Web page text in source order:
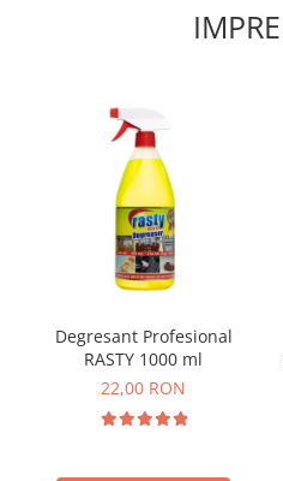
Degresant Profesional
RASTY 1000 ml
22,00 RON